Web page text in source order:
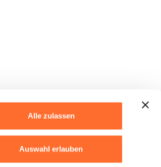
Alle zulassen
Auswahl erlauben